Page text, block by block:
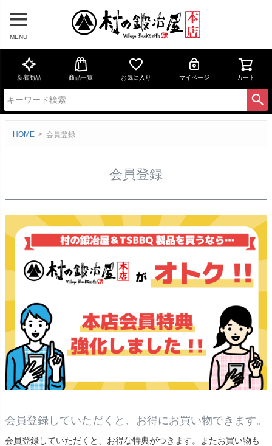
MENU
新着商品 商品一覧 お気に入り マイページ カート
HOME 会員登録
会員登録
会員登録していただくと、お得にお買い物できます。
会員登録していただくと、お得な特典がつきます。またお買い物も